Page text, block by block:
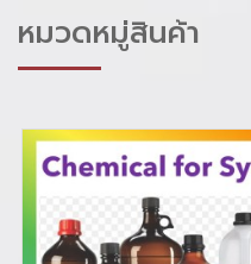
หมวดหมู่สินค้า